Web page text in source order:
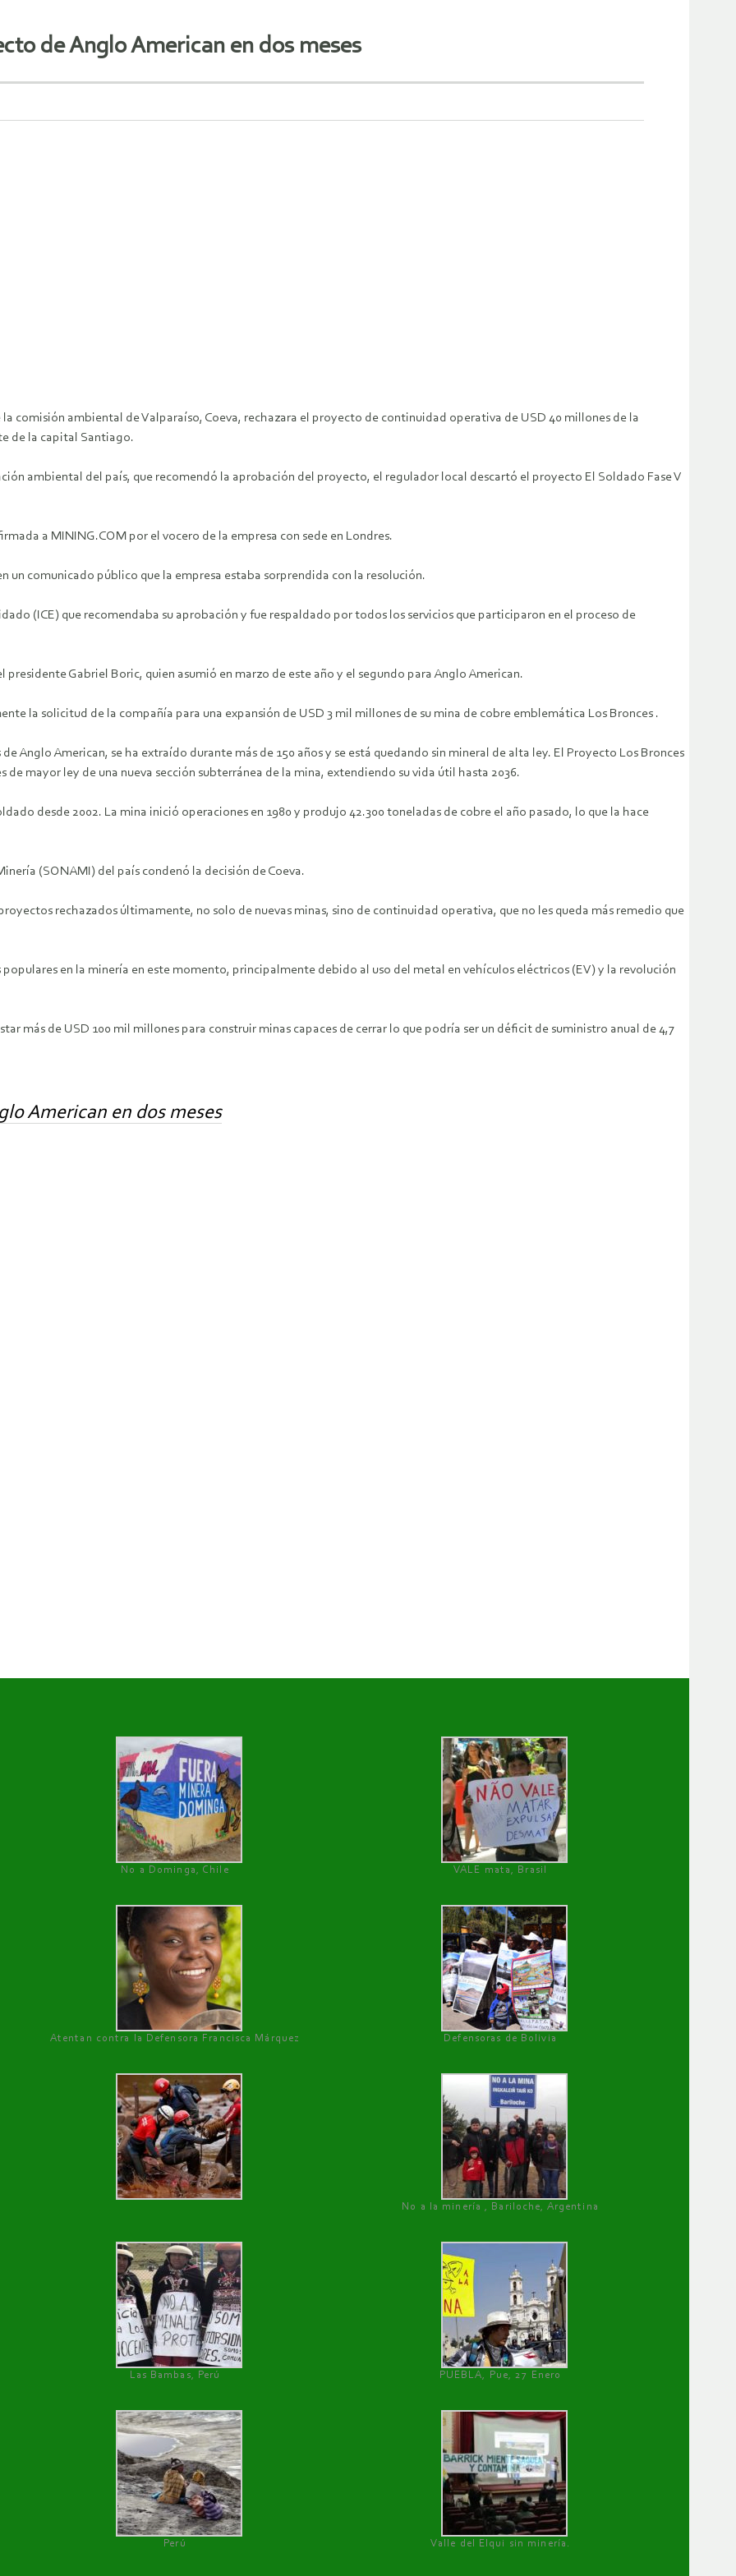
de Anglo American en dos meses
comisión ambiental de Valparaíso, Coeva, rechazara el proyecto de continuidad operativa de USD 40 millones de la
de la capital Santiago.
ambiental del país, que recomendó la aprobación del proyecto, el regulador local descartó el proyecto El Soldado Fase V
a MINING.COM por el vocero de la empresa con sede en Londres.
un comunicado público que la empresa estaba sorprendida con la resolución.
(ICE) que recomendaba su aprobación y fue respaldado por todos los servicios que participaron en el proceso de
Gabriel Boric, quien asumió en marzo de este año y el segundo para Anglo American.
la solicitud de la compañía para una expansión de USD 3 mil millones de su mina de cobre emblemática Los Bronces .
Anglo American, se ha extraído durante más de 150 años y se está quedando sin mineral de alta ley. El Proyecto Los Bronces
mayor ley de una nueva sección subterránea de la mina, extendiendo su vida útil hasta 2036.
desde 2002. La mina inició operaciones en 1980 y produjo 42.300 toneladas de cobre el año pasado, lo que la hace
(SONAMI) del país condenó la decisión de Coeva.
rechazados últimamente, no solo de nuevas minas, sino de continuidad operativa, que no les queda más remedio que
en la minería en este momento, principalmente debido al uso del metal en vehículos eléctricos (EV) y la revolución
más de USD 100 mil millones para construir minas capaces de cerrar lo que podría ser un déficit de suministro anual de 4,7
American en dos meses
No a Dominga, Chile
VALE mata, Brasil
Atentan contra la Defensora Francisca Márquez Defensoras de Bolivia
No a la minería , Bariloche, Argentina
Las Bambas, Perú PUEBLA, Pue, 27 Enero
Perú Valle del Elqui sin minería.